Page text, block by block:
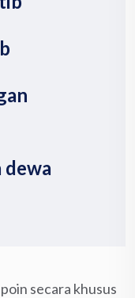
dewa
secara khusus